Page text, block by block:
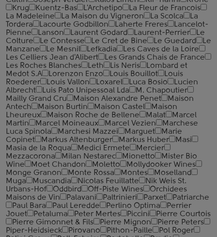
Krug
Kuentz-Bas L'Archetipo
La Fleur de Francois
La Madeleine
La Maison du Vigneron La Scolca
La
Tordera
Lacourte Godbillon Laherte Freres
Lancelot-
Pienne
Lanson Laurent Godard Laurent-Perrier
Le
Colture
Le Contesse Le Cret de Bine Le Guedard
Le
Manzane
Le Mesnil Lefkadia
Les Caves de la Loire
Les Celliers Jean d'Alibert
Les Grands Chais de France
Les Roches Blanches
Leth Lis Neris
Lombard et
Medot S.A
Lorenzon Enzo Louis Bouillot
Louis
Roederer
Louis Vallon Loxarel Luca Bosio
Lucien
Albrecht
Luis Pato Unipessoal Lda
M. Chapoutier
Mailly Grand Cru
Maison Alexandre Penet
Maison
Antech
Maison Burtin Maison Castel
Maison
Lheureux
Maison Roche de Bellene Malat
Marcel
Martin
Marcel Moineaux Marcel Vezien
Marchese
Luca Spinola
Marchesi Mazzei Marguet
Marie
Copinet
Markus Altenburger Markus Huber
Masi
Masia de la Roqua
Medici Ermete
Mercier
Mezzacorona
Milan Nestarec Mionetto
Mister Bio
Wine
Moet Chandon Moletto
Mollydooker Wines
Monge Granon
Monte Rossa Montes
Moselland
Muga
Muscandia Nicolas Feuillatte
Nik Weis St.
Urbans-Hof
Oddbird Off-Piste Wines
Orchidees
Maisons de Vin
Palavani Paltrinieri Parxet
Patriarche
Paul Bara
Paul Leredde Perlino Optima
Perrier
Jouet
Petaluma Peter Mertes Piccini
Pierre Courtois
Pierre Gimonnet & Fils
Pierre Mignon
Pierre Peters
Piper-Heidsieck
Pirovano Pithon-Paille
Pol Roger